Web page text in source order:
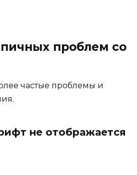
проблем со
частые проблемы и
не отображается